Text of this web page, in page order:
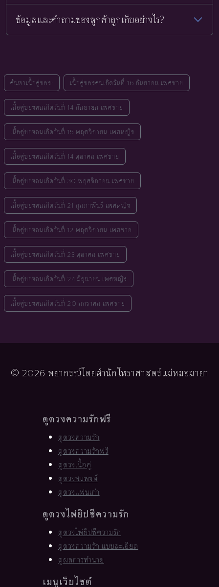
ข้อมูลและคำถามของลูกค้าถูกเก็บอย่างไร?
ค้นหาเนื้อคู่ของ: เนื้อคู่ของคนเกิดวันที่ 16 กันยายน เพศชาย
เนื้อคู่ของคนเกิดวันที่ 14 กันยายน เพศชาย
เนื้อคู่ของคนเกิดวันที่ 15 พฤศจิกายน เพศหญิง
เนื้อคู่ของคนเกิดวันที่ 14 ตุลาคม เพศชาย
เนื้อคู่ของคนเกิดวันที่ 30 พฤศจิกายน เพศชาย
เนื้อคู่ของคนเกิดวันที่ 21 กุมภาพันธ์ เพศหญิง
เนื้อคู่ของคนเกิดวันที่ 12 พฤศจิกายน เพศชาย
เนื้อคู่ของคนเกิดวันที่ 23 ตุลาคม เพศชาย
เนื้อคู่ของคนเกิดวันที่ 24 มิถุนายน เพศหญิง
เนื้อคู่ของคนเกิดวันที่ 20 มกราคม เพศชาย
© 2026 พยากรณ์โดยสำนักโหราศาสตร์แม่หมอมายา
ดูดวงความรักฟรี
ดูดวงความรัก
ดูดวงความรักฟรี
ดูดวงเนื้อคู่
ดูดวงสมพงษ์
ดูดวงแฟนเก่า
ดูดวงไพ่ยิปซีความรัก
ดูดวงไพ่ยิปซีความรัก
ดูดวงความรัก แบบละเอียด
ดูผลการทำนาย
เมนูเว็บไซต์